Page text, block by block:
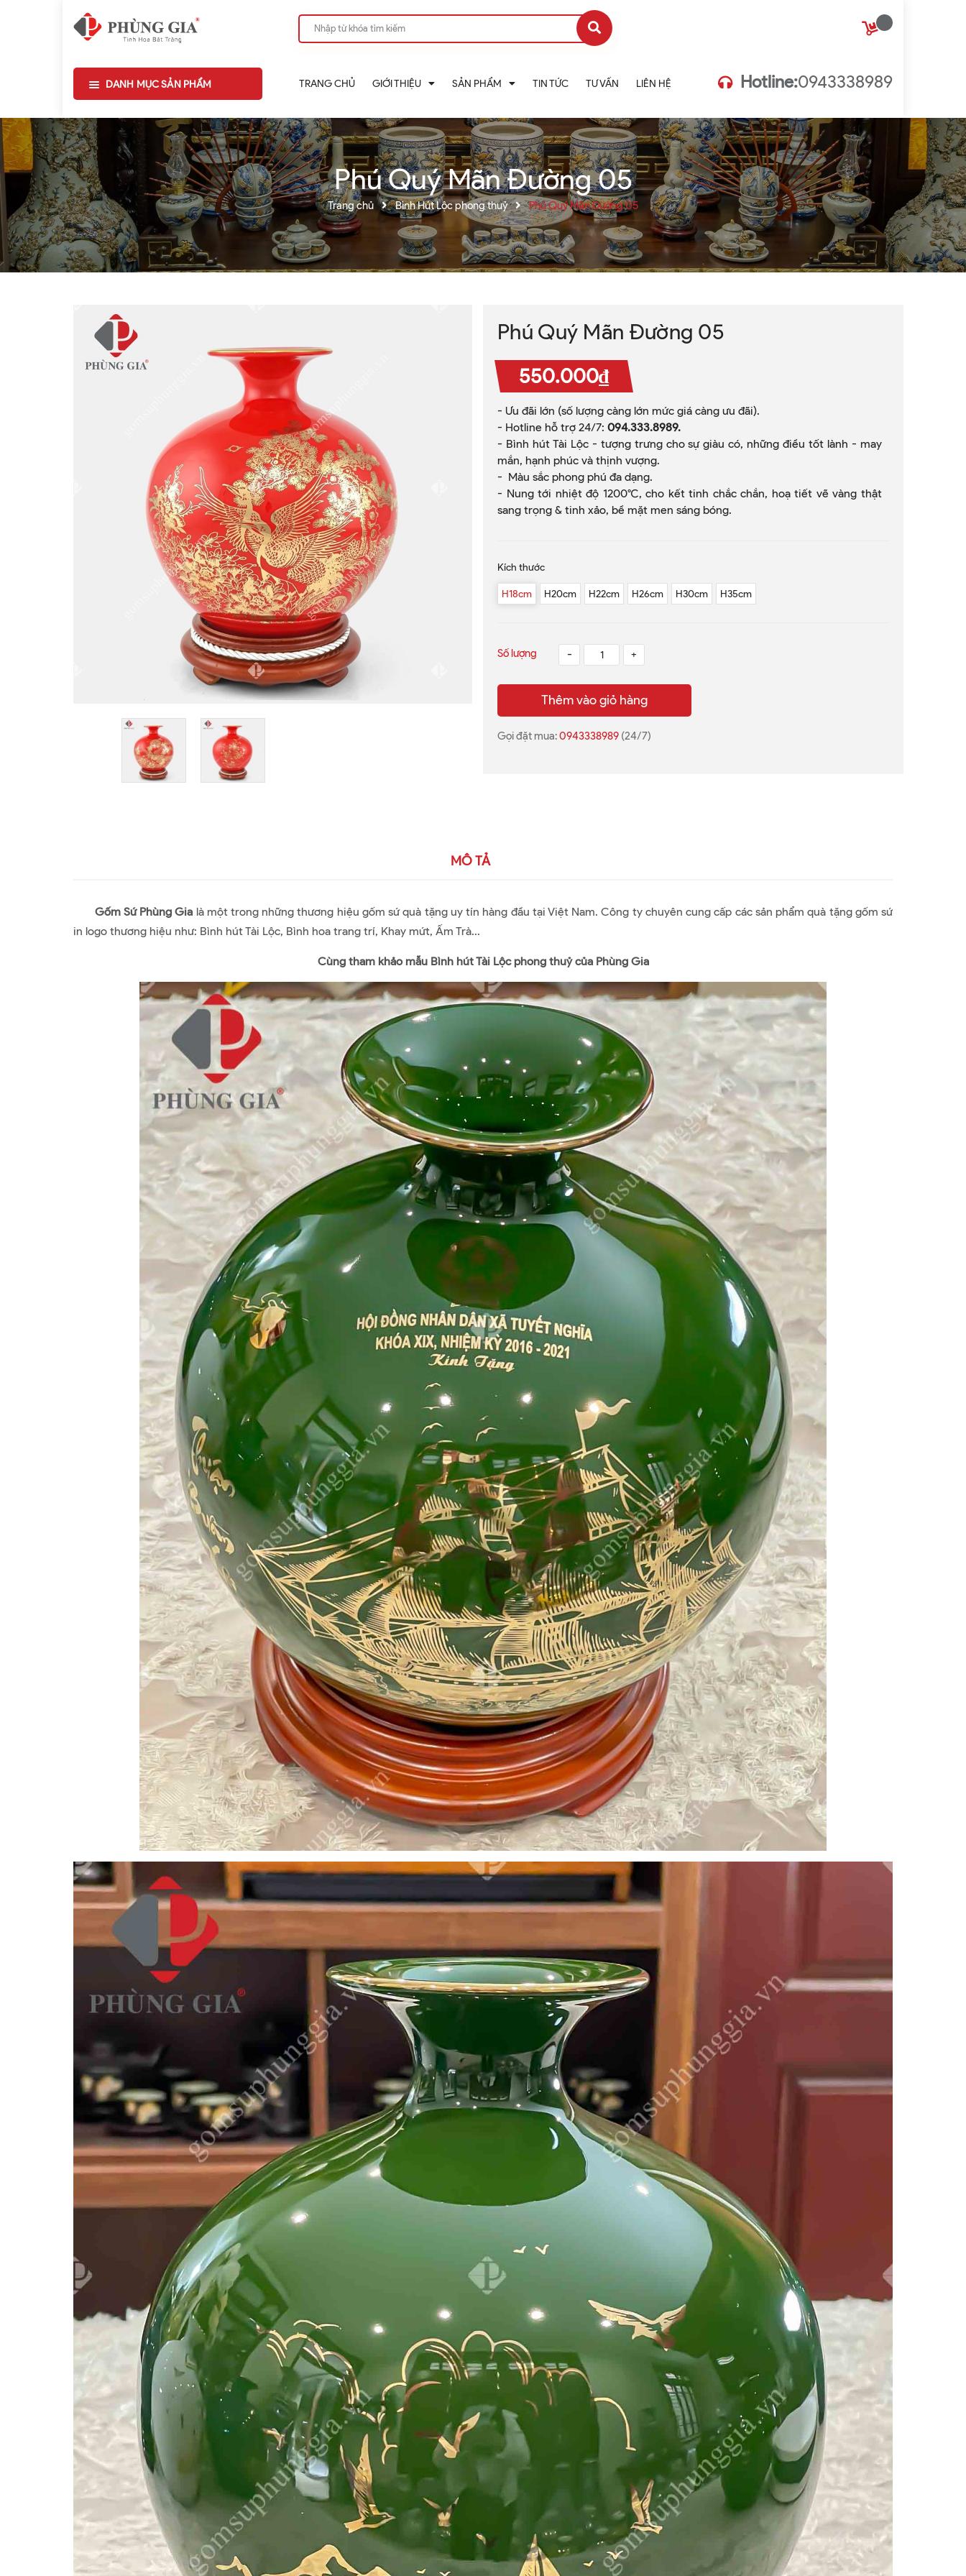
DANH MỤC SẢN PHẨM TRANG CHỦ GIỚI THIỆU SẢN PHẨM TIN TỨC TƯ VẤN LIÊN HỆ Hotline:0943338989
Phú Quý Mãn Đường 05
Trang chủ Bình Hút Lộc phong thuỷ Phú Quý Mãn Đường 05
Phú Quý Mãn Đường 05
550.000₫
- Ưu đãi lớn (số lượng càng lớn mức giá càng ưu đãi).
- Hotline hỗ trợ 24/7: 094.333.8989.
- Bình hút Tài Lộc - tượng trưng cho sự giàu có, những điều tốt lành - may
mắn, hạnh phúc và thịnh vượng.
- Màu sắc phong phú đa dạng.
- Nung tới nhiệt độ 1200ºC, cho kết tinh chắc chắn, hoạ tiết vẽ vàng thật
sang trọng & tinh xảo, bề mặt men sáng bóng.
Kích thước
H18cm H20cm H22cm H26cm H30cm H35cm
Số lượng - +
Thêm vào giỏ hàng
Gọi đặt mua:0943338989 (24/7)
MÔ TẢ
Gốm Sứ Phùng Gia là một trong những thương hiệu gốm sứ quà tặng uy tín hàng đầu tại Việt Nam. Công ty chuyên cung cấp các sản phẩm quà tặng gốm sứ
in logo thương hiệu như: Bình hút Tài Lộc, Bình hoa trang trí, Khay mứt, Ấm Trà...
Cùng tham khảo mẫu Bình hút Tài Lộc phong thuỷ của Phùng Gia